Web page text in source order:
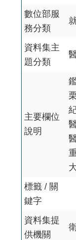
數位部服
務分類
資料集主
題分類
主要欄位
說明
標籤 / 關
鍵字
資料集提
供機關